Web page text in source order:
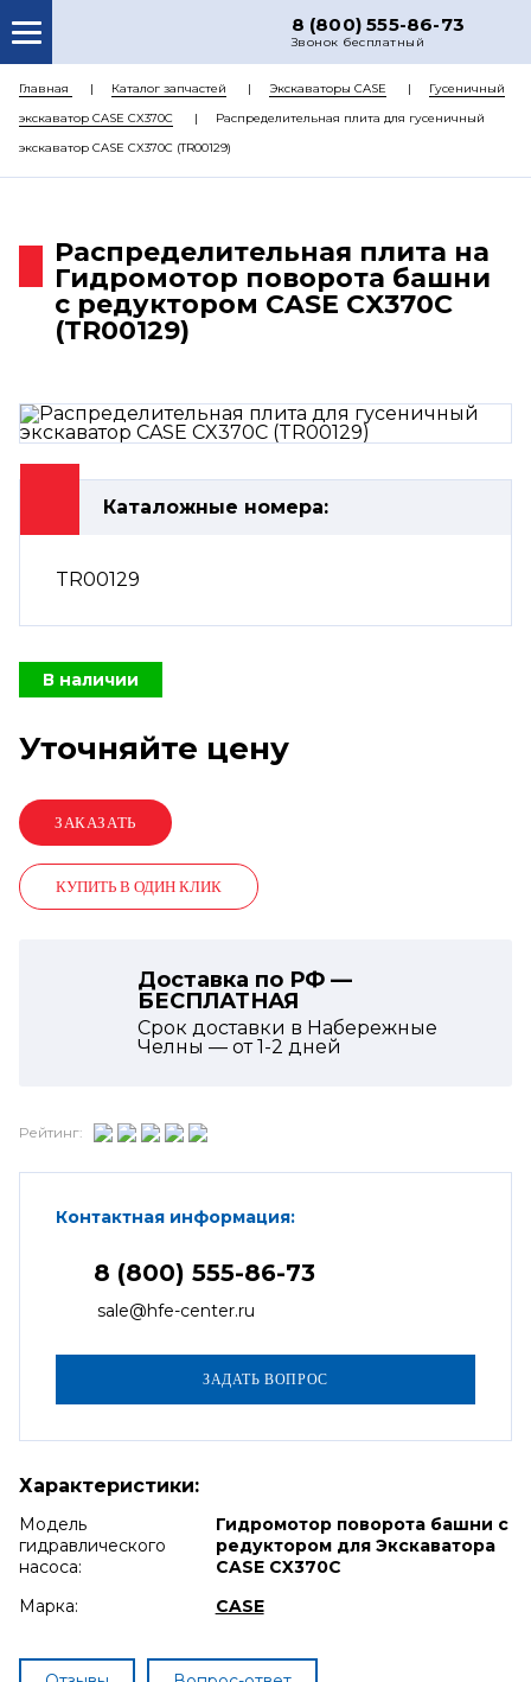
8 (800) 555-86-73
Звонок бесплатный
О НАС
КАТАЛОГ ЗАПЧАСТЕЙ
РЕМОНТ
ЦЕНЫ
КОНТАКТЫ
Главная Каталог запчастей Экскаваторы CASE
Гусеничный
экскаватор CASE CX370C
Распределительная плита для гусеничный
экскаватор CASE CX370C (TR00129)
Распределительная плита на
Гидромотор поворота башни
с редуктором CASE CX370C
(TR00129)
Каталожные номера:
TR00129
В наличии
Уточняйте цену
КУПИТЬ В ОДИН КЛИК
Доставка по РФ —
БЕСПЛАТНАЯ
Срок доставки в Набережные
Челны — от1-2 дней
Рейтинг:
Контактная информация:
8 (800) 555-86-73
sale@hfe-center.ru
Характеристики:
Модель
гидравлического
насоса:
Гидромотор поворота башни с
редуктором для Экскаватора
CASE CX370C
Марка:
CASE